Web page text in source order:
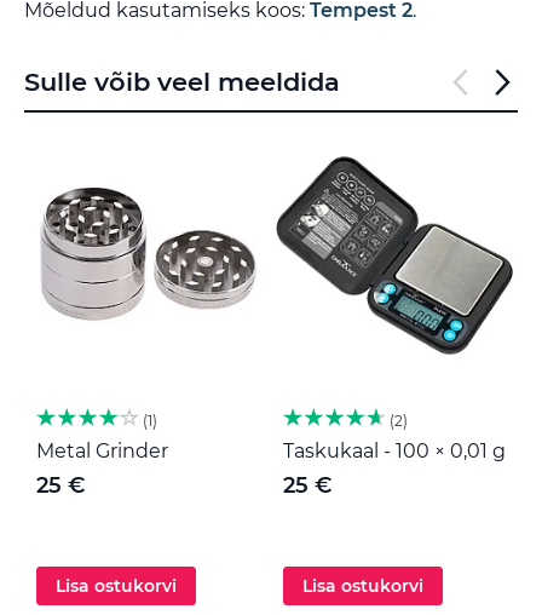
Mõeldud kasutamiseks koos: Tempest 2.
Sulle võib veel meeldida
1
Metal Grinder
25 €
Lisa ostukorvi
2
Taskukaal - 100 × 0,01 g
25 €
Lisa ostukorvi